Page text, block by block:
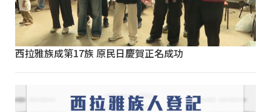
西拉雅族成第17族 原民日慶賀正名成功